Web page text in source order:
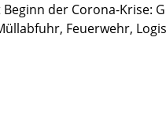
der Corona-Krise:
Feuerwehr,